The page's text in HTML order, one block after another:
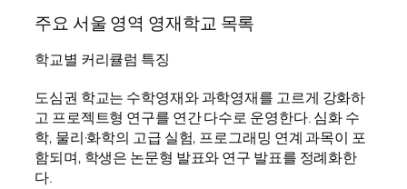
주요 서울 영역 영재학교 목록
학교별 커리큘럼 특징
도심권 학교는 수학영재와 과학영재를 고르게 강화하
고 프로젝트형 연구를 연간 다수로 운영한다. 심화 수
학, 물리·화학의 고급 실험, 프로그래밍 연계 과목이 포
함되며, 학생은 논문형 발표와 연구 발표를 정례화한
다.